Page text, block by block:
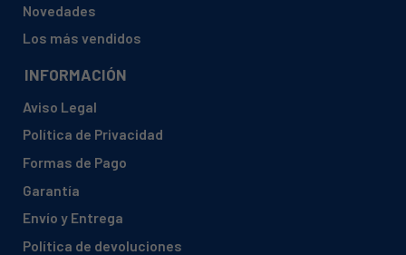
Novedades
Los más vendidos
INFORMACIÓN
Aviso Legal
Política de Privacidad
Formas de Pago
Garantía
Envío y Entrega
Política de devoluciones